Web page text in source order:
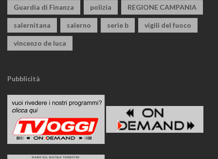
Guardia di Finanza polizia REGIONE CAMPANIA
salernitana salerno serie b vigili del fuoco
vincenzo de luca
Pubblicità